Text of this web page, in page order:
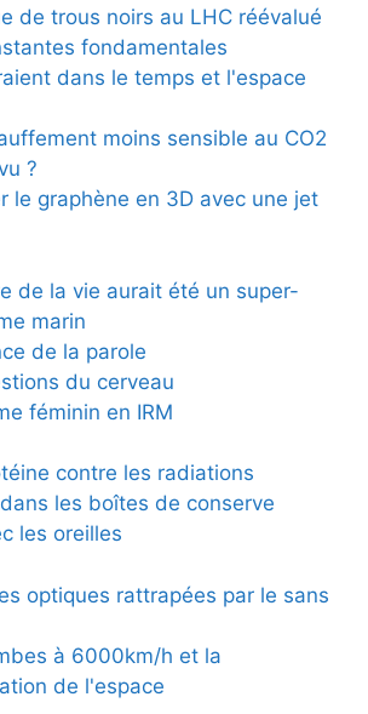
de trous noirs au LHC réévalué
fondamentales
dans le temps et l'espace
moins sensible au CO2
?
le graphène en 3D avec une jet
de la vie aurait été un super-
marin
de la parole
du cerveau
féminin en IRM
contre les radiations
les boîtes de conserve
les oreilles
optiques rattrapées par le sans
à 6000km/h et la
de l'espace